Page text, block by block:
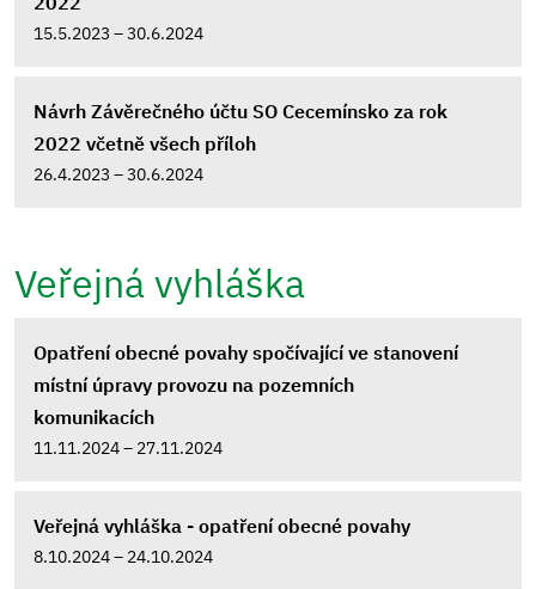
15.5.2023 – 30.6.2024
Návrh Závěrečného účtu SO Cecemínsko za rok
2022 včetně všech příloh
26.4.2023 – 30.6.2024
Veřejná vyhláška
Opatření obecné povahy spočívající ve stanovení
místní úpravy provozu na pozemních
komunikacích
11.11.2024 – 27.11.2024
Veřejná vyhláška - opatření obecné povahy
8.10.2024 – 24.10.2024